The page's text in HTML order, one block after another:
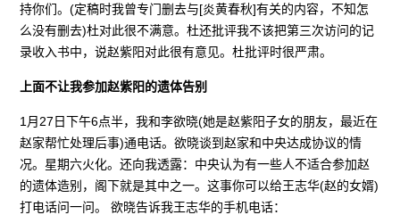
持你们。(定稿时我曾专门删去与[炎黄春秋]有关的内容，不知怎
么没有删去)杜对此很不满意。杜还批评我不该把第三次访问的记
录收入书中，说赵紫阳对此很有意见。杜批评时很严肃。
上面不让我参加赵紫阳的遗体告别
1月27日下午6点半，我和李欲晓(她是赵紫阳子女的朋友，最近在
赵家帮忙处理后事)通电话。欲晓谈到赵家和中央达成协议的情
况。星期六火化。还向我透露：中央认为有一些人不适合参加赵
的遗体造别，阁下就是其中之一。这事你可以给王志华(赵的女婿)
打电话问一问。 欲晓告诉我王志华的手机电话：